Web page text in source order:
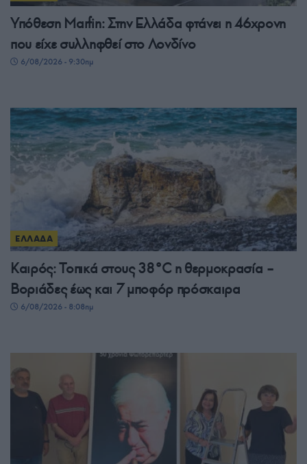
Υπόθεση Μarfin: Στην Ελλάδα φτάνει η 46χρονη
που είχε συλληφθεί στο Λονδίνο
6/08/2026 - 9:30πμ
ΕΛΛΑΔΑ
Καιρός: Τοπικά στους 38°C η θερμοκρασία –
Βοριάδες έως και 7 μποφόρ πρόσκαιρα
6/08/2026 - 8:08πμ